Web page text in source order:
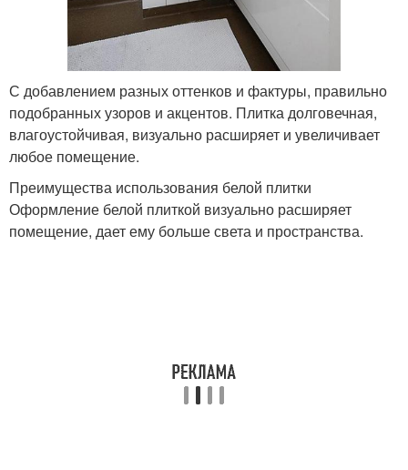
С добавлением разных оттенков и фактуры, правильно
подобранных узоров и акцентов. Плитка долговечная,
влагоустойчивая, визуально расширяет и увеличивает
любое помещение.
Преимущества использования белой плитки
Оформление белой плиткой визуально расширяет
помещение, дает ему больше света и пространства.